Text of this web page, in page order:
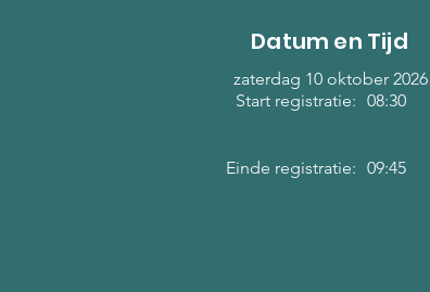
Datum en Tijd
zaterdag 10 oktober 2026
Start registratie: 08:30
Einde registratie: 09:45